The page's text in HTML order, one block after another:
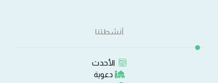
أنشطتنا
الأحدث
دعوية